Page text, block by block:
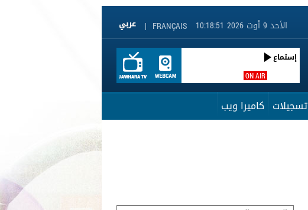
FRANÇAIS
| الأحد 9 أوت 2026 10:18:52
ON AIR
إستماع
تسجيلات كاميرا ويب